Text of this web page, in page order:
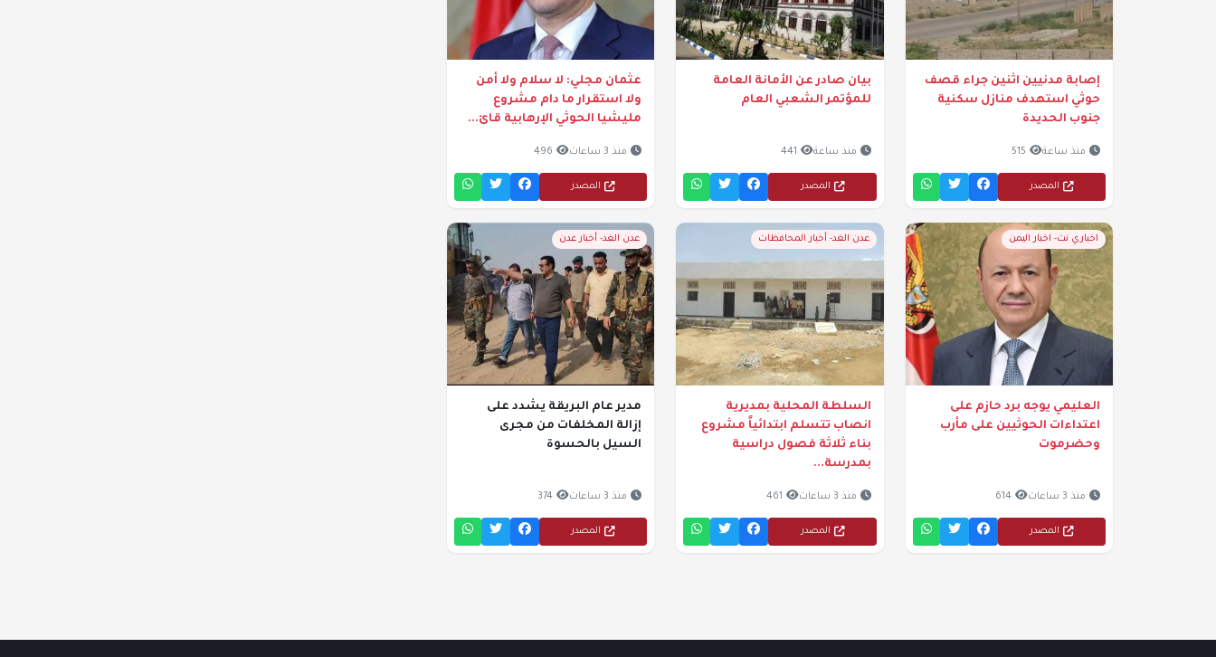
إصابة مدنيين اثنين جراء قصف
حوثي استهدف منازل سكنية
جنوب الحديدة
منذ ساعة 515
المصدر
بيان صادر عن الأمانة العامة
للمؤتمر الشعبي العام
منذ ساعة 441
المصدر
عثمان مجلي: لا سلام ولا أمن
ولا استقرار ما دام مشروع
مليشيا الحوثي الإرهابية قائ...
منذ 3 ساعات 496
المصدر
اخباري نت- اخبار اليمن
العليمي يوجه برد حازم على
اعتداءات الحوثيين على مأرب
وحضرموت
منذ 3 ساعات 614
المصدر
عدن الغد- أخبار المحافظات
السلطة المحلية بمديرية
انصاب تتسلم ابتدائياً مشروع
بناء ثلاثة فصول دراسية
بمدرسة...
منذ 3 ساعات 461
المصدر
عدن الغد- أخبار عدن
مدير عام البريقة يشدد على
إزالة المخلفات من مجرى
السيل بالحسوة
منذ 3 ساعات 374
المصدر